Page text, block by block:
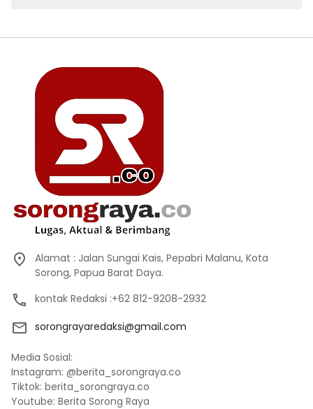
Alamat : Jalan Sungai Kais, Pepabri Malanu, Kota
Sorong, Papua Barat Daya.
kontak Redaksi :+62 812-9208-2932
sorongrayaredaksi@gmail.com
Media Sosial:
Instagram: @berita_sorongraya.co
Tiktok: berita_sorongraya.co
Youtube: Berita Sorong Raya